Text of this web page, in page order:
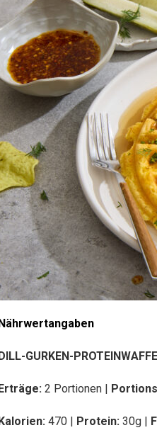
GURKEN-
2 Portionen |
470 | Protein: 30g |